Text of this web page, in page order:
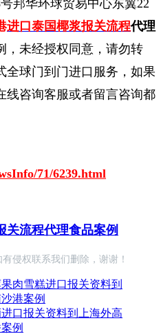
邦华环球贸易中心东翼22
进口泰国椰浆报关流程代理
，未经授权同意，请勿转
全球门到门进口服务，如果
线咨询客服或者留言咨询都
71/6239.html
关流程代理食品案例
侵权联系我们删除，谢谢！
肉雪糕进口报关资料到
港案例
口报关资料到上海外高
例